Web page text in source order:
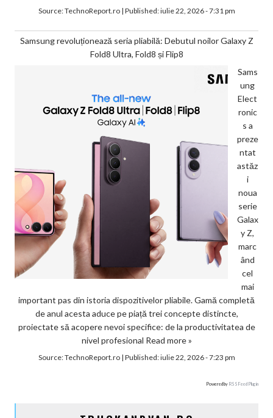
Source:TechnoReport.ro| Published:iulie 22, 2026 - 7:31 pm
Samsung revoluționează seria pliabilă: Debutul noilor Galaxy Z
Fold8 Ultra, Fold8 și Flip8
Sams
ung
Elect
ronic
s a
preze
ntat
astăz
i
noua
serie
Galax
y Z,
marc
ând
cel
mai
important pas din istoria dispozitivelor pliabile. Gamă completă
de anul acesta aduce pe piață trei concepte distincte,
proiectate să acopere nevoi specifice: de la productivitatea de
nivel profesional Read more »
Source:TechnoReport.ro| Published:iulie 22, 2026 - 7:23 pm
Powered by RSS Feed Plugin